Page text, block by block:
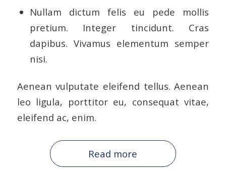
Nullam dictum felis eu pede mollis
pretium. Integer tincidunt. Cras
dapibus. Vivamus elementum semper
nisi.
Aenean vulputate eleifend tellus. Aenean
leo ligula, porttitor eu, consequat vitae,
eleifend ac, enim.
Read more